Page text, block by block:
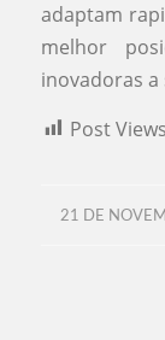
adaptam
melhor
inovadoras a
Post
21 DE